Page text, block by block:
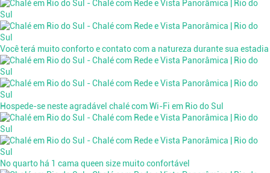
Você terá muito conforto e contato com a natureza durante sua estadia
Hospede-se neste agradável chalé com Wi-Fi em Rio do Sul
No quarto há 1 cama queen size muito confortável